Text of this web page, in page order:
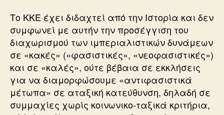
Το ΚΚΕ έχει διδαχτεί από την Ιστορία και δεν
συμφωνεί με αυτήν την προσέγγιση του
διαχωρισμού των ιμπεριαλιστικών δυνάμεων
σε «κακές» («φασιστικές», «νεοφασιστικές»)
και σε «καλές», ούτε βέβαια σε εκκλήσεις
για να διαμορφώσουμε «αντιφασιστικά
μέτωπα» σε αταξική κατεύθυνση, δηλαδή σε
συμμαχίες χωρίς κοινωνικο-ταξικά κριτήρια,